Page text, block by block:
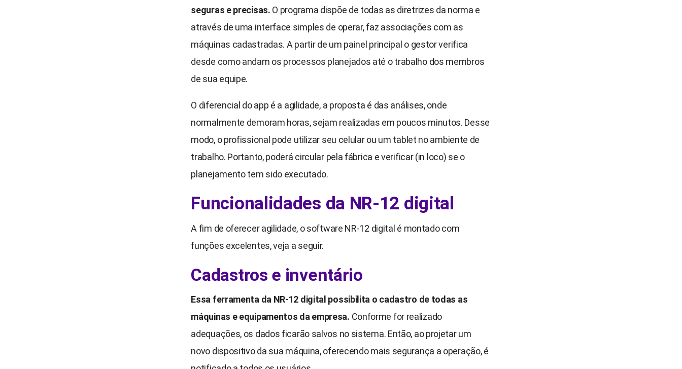
seguras e precisas. O programa dispõe de todas as diretrizes da norma e
através de uma interface simples de operar, faz associações com as
máquinas cadastradas. A partir de um painel principal o gestor verifica
desde como andam os processos planejados até o trabalho dos membros
de sua equipe.
O diferencial do app é a agilidade, a proposta é das análises, onde
normalmente demoram horas, sejam realizadas em poucos minutos. Desse
modo, o profissional pode utilizar seu celular ou um tablet no ambiente de
trabalho. Portanto, poderá circular pela fábrica e verificar (in loco) se o
planejamento tem sido executado.
Funcionalidades da NR-12 digital
A fim de oferecer agilidade, o software NR-12 digital é montado com
funções excelentes, veja a seguir.
Cadastros e inventário
Essa ferramenta da NR-12 digital possibilita o cadastro de todas as
máquinas e equipamentos da empresa. Conforme for realizado
adequações, os dados ficarão salvos no sistema. Então, ao projetar um
novo dispositivo da sua máquina, oferecendo mais segurança a operação, é